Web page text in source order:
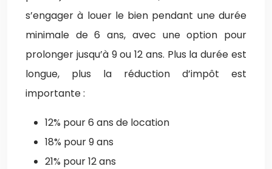
s’engager à louer le bien pendant une durée
minimale de 6 ans, avec une option pour
prolonger jusqu’à 9 ou 12 ans. Plus la durée est
longue, plus la réduction d’impôt est
importante :
12% pour 6 ans de location
18% pour 9 ans
21% pour 12 ans